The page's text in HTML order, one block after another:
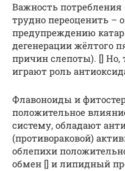
Важность
трудно переоценить –
предупреждению
дегенерации жёлтого
причин слепоты). [] Но,
играют роль
Флавоноиды и
положительное
систему, обладают
(противораковой)
облепихи
обмен [] и липидный